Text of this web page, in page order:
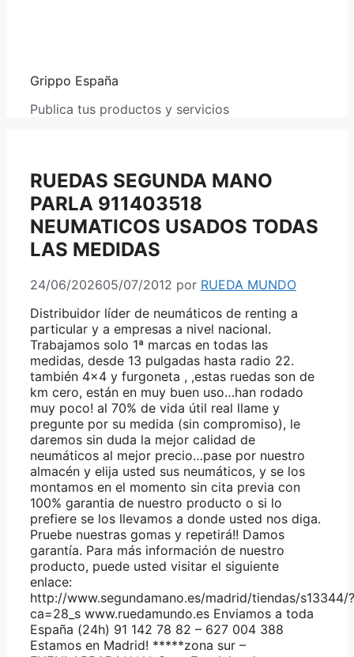
Grippo España
Publica tus productos y servicios
RUEDAS SEGUNDA MANO
PARLA 911403518
NEUMATICOS USADOS TODAS
LAS MEDIDAS
24/06/202605/07/2012 por RUEDA MUNDO
Distribuidor líder de neumáticos de renting a
particular y a empresas a nivel nacional.
Trabajamos solo 1ª marcas en todas las
medidas, desde 13 pulgadas hasta radio 22.
también 4×4 y furgoneta , ,estas ruedas son de
km cero, están en muy buen uso…han rodado
muy poco! al 70% de vida útil real llame y
pregunte por su medida (sin compromiso), le
daremos sin duda la mejor calidad de
neumáticos al mejor precio…pase por nuestro
almacén y elija usted sus neumáticos, y se los
montamos en el momento sin cita previa con
100% garantia de nuestro producto o si lo
prefiere se los llevamos a donde usted nos diga.
Pruebe nuestras gomas y repetirá!! Damos
garantía. Para más información de nuestro
producto, puede usted visitar el siguiente
enlace:
http://www.segundamano.es/madrid/tiendas/s13344/?
ca=28_s www.ruedamundo.es Enviamos a toda
España (24h) 91 142 78 82 – 627 004 388
Estamos en Madrid! *****zona sur –